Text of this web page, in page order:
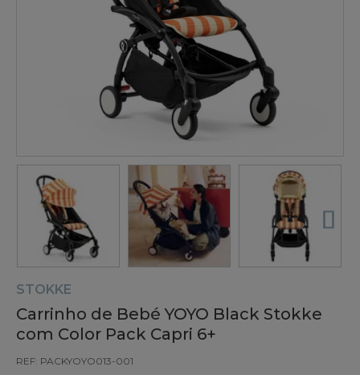
STOKKE
Carrinho de Bebé YOYO Black Stokke
com Color Pack Capri 6+
REF: PACKYOYO013-001